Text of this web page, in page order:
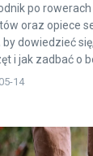
po
oraz opiece
by dowiedzieć
i jak zadbać o
14